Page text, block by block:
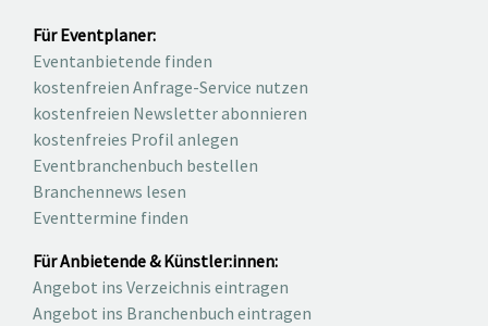
Für Eventplaner:
Eventanbietende finden
kostenfreien Anfrage-Service nutzen
kostenfreien Newsletter abonnieren
kostenfreies Profil anlegen
Eventbranchenbuch bestellen
Branchennews lesen
Eventtermine finden
Für Anbietende & Künstler:innen:
Angebot ins Verzeichnis eintragen
Angebot ins Branchenbuch eintragen